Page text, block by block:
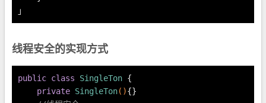
」
线程安全的实现方式
public class SingleTon {
private SingleTon(){}